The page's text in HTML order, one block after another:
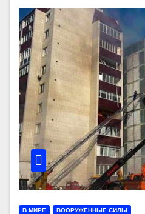
В МИРЕ ВООРУЖЁННЫЕ СИЛЫ